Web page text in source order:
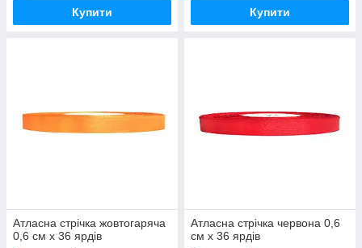
Купити Купити
Атласна стрічка жовтогаряча
0,6 см х 36 ярдів
Атласна стрічка червона 0,6
см х 36 ярдів